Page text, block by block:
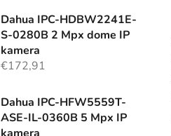
Dahua IPC-HDBW2241E-
S-0280B 2 Mpx dome IP
kamera
€172,91
Dahua IPC-HFW5559T-
ASE-IL-0360B 5 Mpx IP